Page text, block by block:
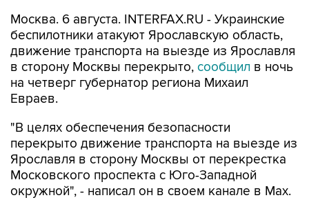
Москва. 6 августа. INTERFAX.RU - Украинские
беспилотники атакуют Ярославскую область,
движение транспорта на выезде из Ярославля
в сторону Москвы перекрыто, сообщил в ночь
на четверг губернатор региона Михаил
Евраев.
"В целях обеспечения безопасности
перекрыто движение транспорта на выезде из
Ярославля в сторону Москвы от перекрестка
Московского проспекта с Юго-Западной
окружной", - написал он в своем канале в Мах.